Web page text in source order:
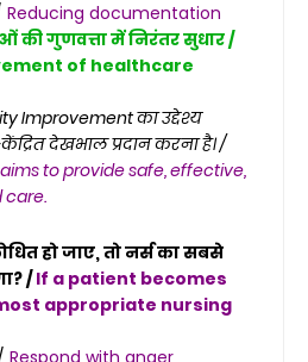
Reducing documentation
की गुणवत्ता में निरंतर सुधार /
of healthcare
Improvement का उद्देश्य
केंद्रित देखभाल प्रदान करना है। /
to provide safe, effective,
हो जाए, तो नर्स का सबसे
/If a patient becomes
appropriate nursing
Respond with anger